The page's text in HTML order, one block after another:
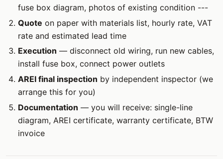
fuse box diagram, photos of existing condition ---
Quote on paper with materials list, hourly rate, VAT
rate and estimated lead time
Execution — disconnect old wiring, run new cables,
install fuse box, connect power outlets
AREI final inspection by independent inspector (we
arrange this for you)
Documentation — you will receive: single-line
diagram, AREI certificate, warranty certificate, BTW
invoice